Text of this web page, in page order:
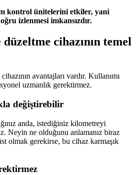
kontrol ünitelerini etkiler, yani
izlenmesi imkansızdır.
cihazının temel
avantajları vardır. Kullanımı
uzmanlık gerektirmez.
değiştirebilir
anda, istediğiniz kilometreyi
Neyin ne olduğunu anlamanız biraz
olmak gerekirse, bu cihaz karmaşık